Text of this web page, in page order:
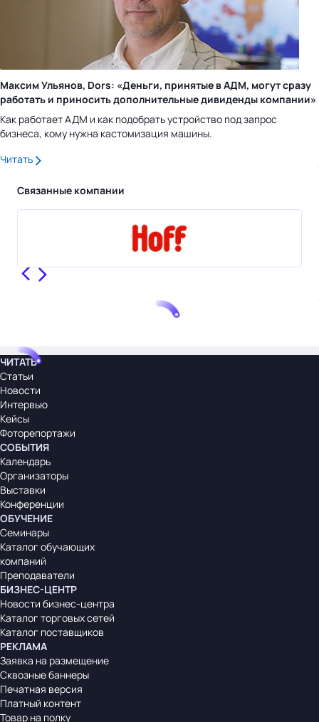
Максим Ульянов, Dors: «Деньги, принятые в АДМ, могут сразу
работать и приносить дополнительные дивиденды компании»
Как работает АДМ и как подобрать устройство под запрос
бизнеса, кому нужна кастомизация машины.
Читать
Связанные компании
ЧИТАТЬ
Статьи
Новости
Интервью
Кейсы
Фоторепортажи
СОБЫТИЯ
Календарь
Организаторы
Выставки
Конференции
ОБУЧЕНИЕ
Семинары
Каталог обучающих
компаний
Преподаватели
БИЗНЕС-ЦЕНТР
Новости бизнес-центра
Каталог торговых сетей
Каталог поставщиков
РЕКЛАМА
Заявка на размещение
Сквозные баннеры
Печатная версия
Платный контент
Товар на полку